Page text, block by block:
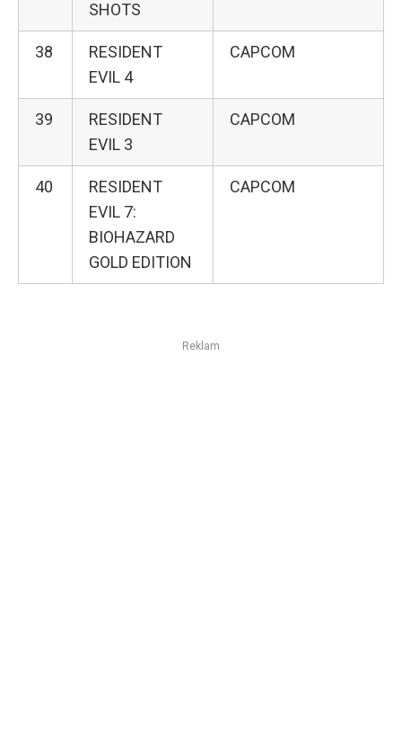
SHOTS
38
RESIDENT
EVIL 4
CAPCOM
39
RESIDENT
EVIL 3
CAPCOM
40
RESIDENT
EVIL 7:
BIOHAZARD
GOLD EDITION
CAPCOM
Reklam